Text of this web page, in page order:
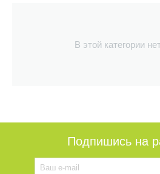
В этой категории
Подпишись на